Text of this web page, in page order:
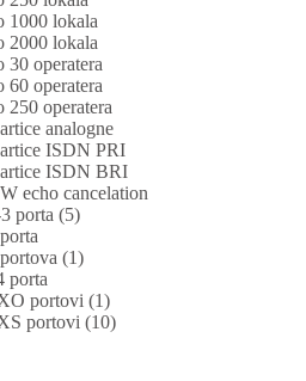
1000 lokala
2000 lokala
30 operatera
60 operatera
250 operatera
analogne
ISDN PRI
ISDN BRI
echo cancelation
porta (5)
(1)
porta
portovi (1)
portovi (10)